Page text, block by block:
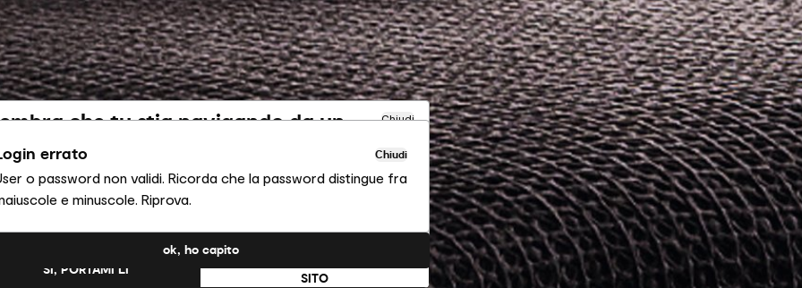
che tu stia navigando da un
Paese
Chiudi
visualizzando il sito Calligaris per Italia. Vuoi passare al sito in
SITO
SÌ, PORTAMI LÌ
errato Chiudi
o password non validi. Ricorda che la password distingue fra
e minuscole. Riprova.
ok, ho capito